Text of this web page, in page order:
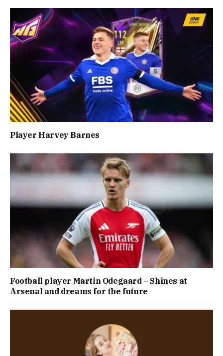
Player Harvey Barnes
Football player Martin Odegaard – Shines at
Arsenal and dreams for the future